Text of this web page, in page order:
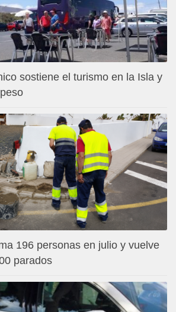
sostiene el turismo en la Isla y
196 personas en julio y vuelve
parados